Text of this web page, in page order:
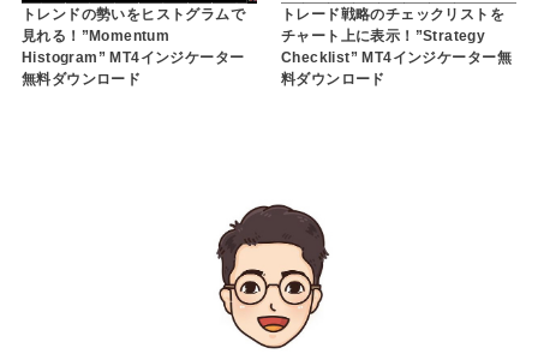
トレンドの勢いをヒストグラムで
見れる！”Momentum
Histogram” MT4インジケーター
無料ダウンロード
トレード戦略のチェックリストを
チャート上に表示！”Strategy
Checklist” MT4インジケーター無
料ダウンロード